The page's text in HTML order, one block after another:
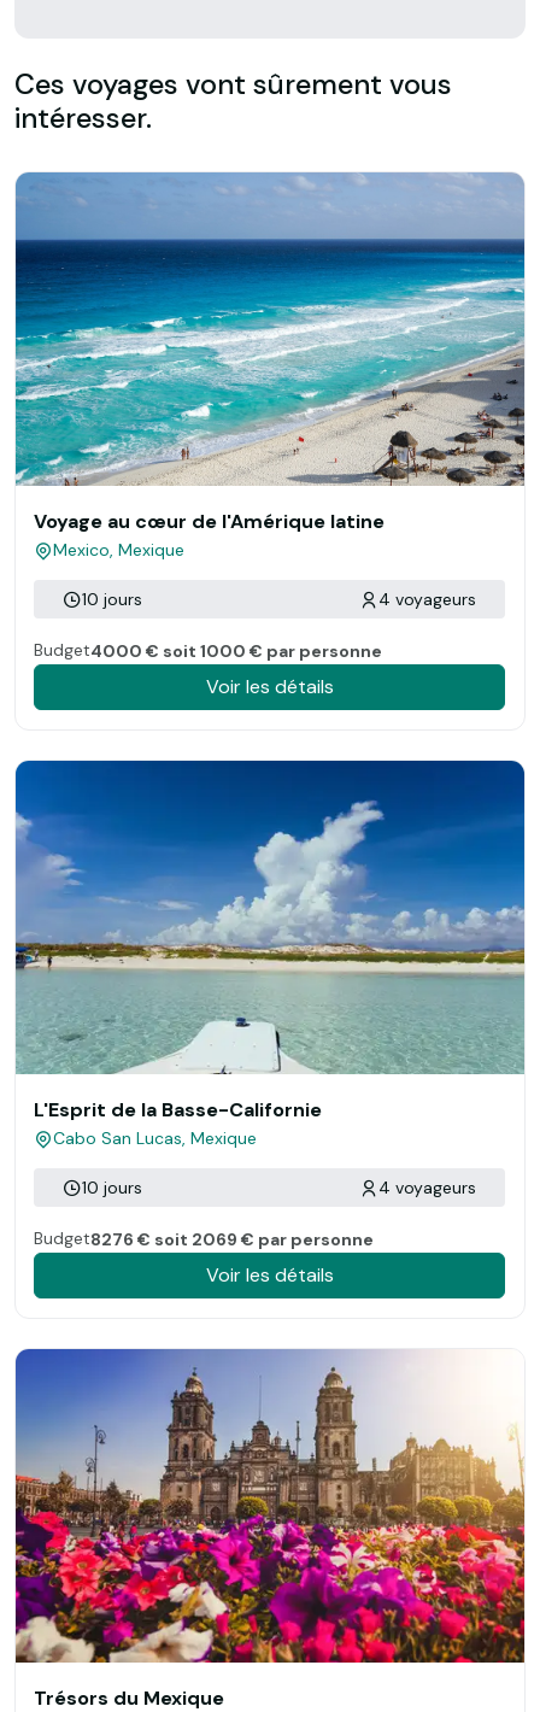
Ces voyages vont sûrement vous
intéresser.
Voyage au cœur de l'Amérique latine
Mexico, Mexique
10 jours 4 voyageurs
Budget4000 € soit 1000 € par personne
Voir les détails
L'Esprit de la Basse-Californie
Cabo San Lucas, Mexique
10 jours 4 voyageurs
Budget8276 € soit 2069 € par personne
Voir les détails
Trésors du Mexique